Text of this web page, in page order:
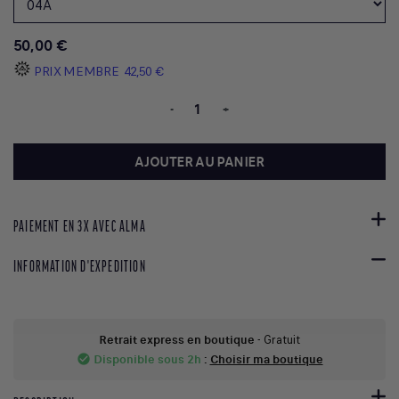
50,00 €
PRIX MEMBRE 42,50 €
- +
AJOUTER AU PANIER
PAIEMENT EN 3X AVEC ALMA
INFORMATION D'EXPEDITION
Retrait express en boutique - Gratuit
check_circle Disponible sous 2h : Choisir ma boutique